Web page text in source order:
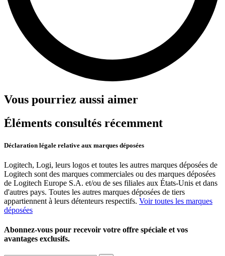
Vous pourriez aussi aimer
Éléments consultés récemment
Déclaration légale relative aux marques déposées
Logitech, Logi, leurs logos et toutes les autres marques déposées de
Logitech sont des marques commerciales ou des marques déposées
de Logitech Europe S.A. et/ou de ses filiales aux États-Unis et dans
d'autres pays. Toutes les autres marques déposées de tiers
appartiennent à leurs détenteurs respectifs. Voir toutes les marques
déposées
Abonnez-vous pour recevoir votre offre spéciale et vos
avantages exclusifs.